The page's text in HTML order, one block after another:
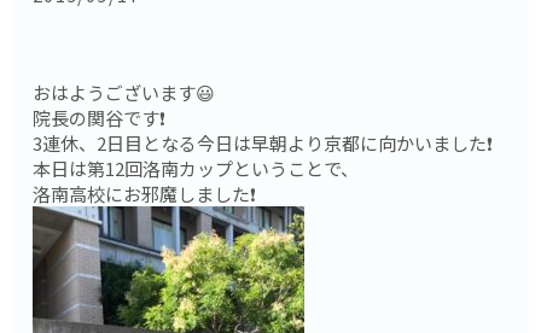
おはようございます😃
院長の関谷です❗️
3連休、2日目となる今日は早朝より京都に向かいました❗️
本日は第12回洛南カップということで、
洛南高校にお邪魔しました❗️